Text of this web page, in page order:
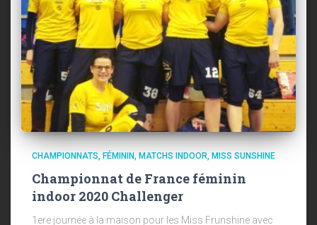
CHAMPIONNATS FÉMININ MATCHS INDOOR MISS SUNSHINE
Championnat de France féminin
indoor 2020 Challenger
1ere journée à la maison pour les Miss Frunshine avec